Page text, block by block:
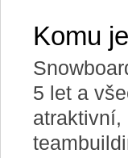
Komu
5 let a
atraktivní,